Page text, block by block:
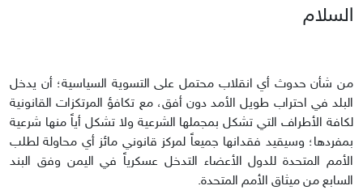
السلام
من شأن حدوث أي انقلاب محتمل على التسوية السياسية؛ أن يدخل
البلد في احتراب طويل الأمد دون أفق، مع تكافؤ المرتكزات القانونية
لكافة الأطراف التي تشكل بمجملها الشرعية ولا تشكل أياً منها شرعية
بمفردها؛ وسيقيد فقدانها جميعاً لمركز قانوني مائز أي محاولة لطلب
الأمم المتحدة للدول الأعضاء التدخل عسكرياً في اليمن وفق البند
السابع من ميثاق الأمم المتحدة.